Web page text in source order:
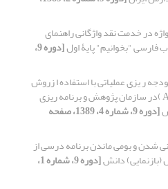
در خدمت نقد واژگانی راهنمای
فارسی "بخوانیم" پایۀ اول [دوره 9،
ر یزی عملیاتی با استفاده ا زروش
هزینه یابی بر مبنای فعالیت(ABC )در سازمان پژوهش و برنامه ریزی
[دوره 9، شماره 4، 1389، صفحه
شدن و بومی ماندن برنامه درسی از
(بازنمایی) دانش [دوره 9، شماره 1،